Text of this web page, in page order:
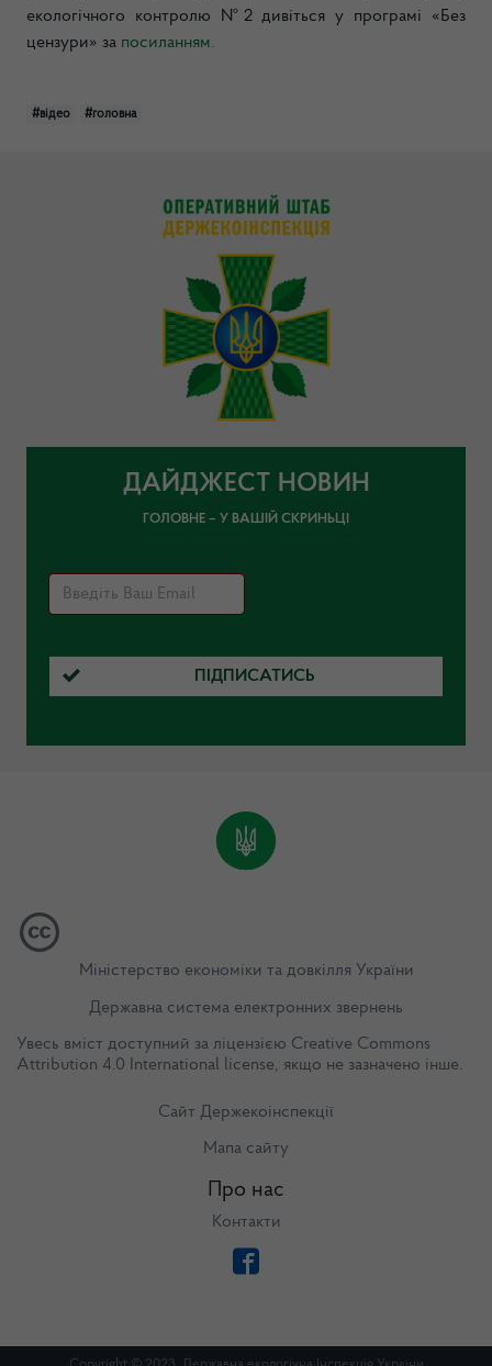
екологічного контролю №2 дивіться у програмі «Без
цензури» за посиланням.
#відео #головна
ДАЙДЖЕСТ НОВИН
ГОЛОВНЕ – У ВАШІЙ СКРИНЬЦІ
ПІДПИСАТИСЬ
Міністерство економіки та довкілля України
Державна система електронних звернень
Увесь вміст доступний за ліцензією Creative Commons
Attribution 4.0 International license, якщо не зазначено інше.
Сайт Держекоінспекції
Мапа сайту
Про нас
Контакти